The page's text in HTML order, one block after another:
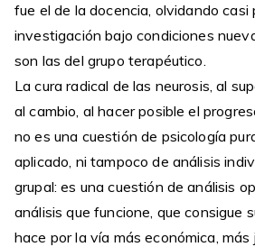
fue el de la docencia, olvidando casi
investigación bajo condiciones
son las del grupo terapéutico.
La cura radical de las neurosis, al
al cambio, al hacer posible el
no es una cuestión de psicología
aplicado, ni tampoco de análisis
grupal: es una cuestión de análisis
análisis que funcione, que consigue
hace por la vía más económica,